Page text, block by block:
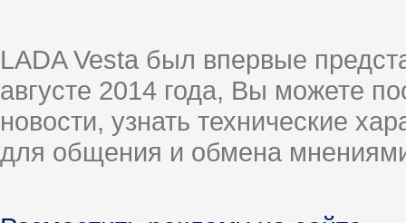
LADA Vesta был впервые
августе 2014 года, Вы можете
новости, узнать технические
для общения и обмена